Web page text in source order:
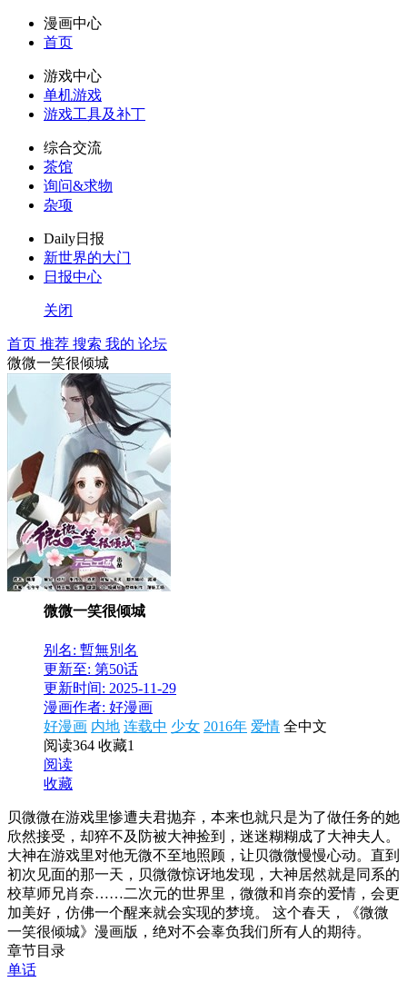
漫画中心
首页
游戏中心
单机游戏
游戏工具及补丁
综合交流
茶馆
询问&求物
杂项
Daily日报
新世界的大门
日报中心
关闭
首页 推荐 搜索 我的 论坛
微微一笑很倾城
微微一笑很倾城
别名: 暫無別名
更新至: 第50话
更新时间: 2025-11-29
漫画作者: 好漫画
好漫画 内地 连载中 少女 2016年 爱情 全中文
阅读364 收藏1
阅读
收藏
贝微微在游戏里惨遭夫君抛弃，本来也就只是为了做任务的她
欣然接受，却猝不及防被大神捡到，迷迷糊糊成了大神夫人。
大神在游戏里对他无微不至地照顾，让贝微微慢慢心动。直到
初次见面的那一天，贝微微惊讶地发现，大神居然就是同系的
校草师兄肖奈……二次元的世界里，微微和肖奈的爱情，会更
加美好，仿佛一个醒来就会实现的梦境。 这个春天，《微微
一笑很倾城》漫画版，绝对不会辜负我们所有人的期待。
章节目录
单话